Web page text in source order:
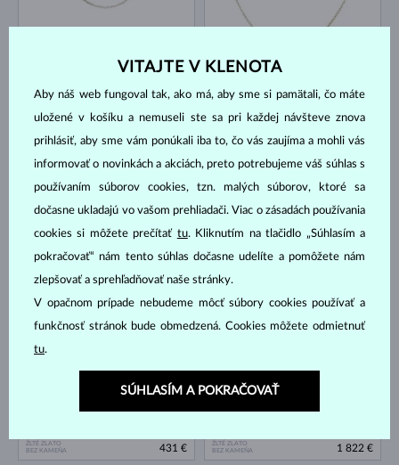
300 €
ŽLTÉ ZLATO
ŽLTÉ ZLATO
BEZ KAMEŇA
214 €
ŽLTÉ ZLATO
535 €
ŽLTÉ ZLATO
BEZ KAMEŇA
NA SKLADE
431 €
ŽLTÉ ZLATO
BEZ KAMEŇA
NA SKLADE
1 822 €
VITAJTE V KLENOTA
Aby náš web fungoval tak, ako má, aby sme si pamätali, čo máte
uložené v košíku a nemuseli ste sa pri každej návšteve znova
prihlásiť, aby sme vám ponúkali iba to, čo vás zaujíma a mohli vás
informovať o novinkách a akciách, preto potrebujeme váš súhlas s
používaním súborov cookies, tzn. malých súborov, ktoré sa
dočasne ukladajú vo vašom prehliadači. Viac o zásadách používania
cookies si môžete prečítať tu. Kliknutím na tlačidlo „Súhlasím a
pokračovať“ nám tento súhlas dočasne udelíte a pomôžete nám
zlepšovať a sprehľadňovať naše stránky.
V opačnom prípade nebudeme môcť súbory cookies používať a
funkčnosť stránok bude obmedzená. Cookies môžete odmietnuť
tu.
SÚHLASÍM A POKRAČOVAŤ